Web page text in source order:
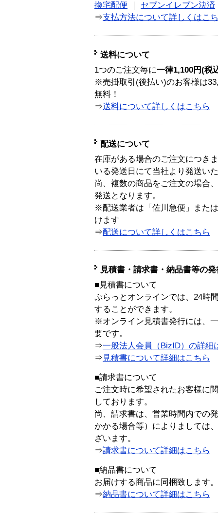
換宅配便
セブンイレブン決済
⇒支払方法について詳しくはこ
送料について
1つのご注文毎に一律1,100円(税
※売掛取引(後払い)のお客様は
無料！
⇒送料について詳しくはこちら
配送について
在庫がある場合のご注文につき
いる発送日にて当社より発送い
尚、複数の商品をご注文の場合
発送となります。
※配送業者は「佐川急便」また
けます
⇒配送について詳しくはこちら
見積書・請求書・納品書等の
■見積書について
ぷらっとオンラインでは、24時
することができます。
※オンライン見積書発行には、
要です。
⇒一般法人会員（BizID）の詳細
⇒ 見積書について詳細はこちら
■請求書について
ご注文時に希望されたお客様に
しております。
尚、請求書は、営業時間内での
かかる場合等）によりましては
ざいます。
⇒請求書について詳細はこちら
■納品書について
お届けする商品に同梱致します。
⇒納品書について詳細はこちら